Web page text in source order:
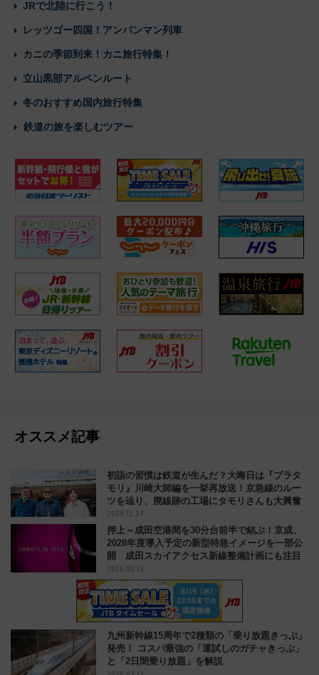
JRで北陸に行こう！
レッツゴー四国！アンパンマン列車
カニの季節到来！カニ旅行特集！
立山黒部アルペンルート
冬のおすすめ国内旅行特集
鉄道の旅を楽しむツアー
オススメ記事
初詣の習慣は鉄道が生んだ？大晦日は『ブラタ
モリ』川崎大師編を一挙再放送！京急線のルー
ツを辿り、廃線跡の工場にタモリさんも大興奮
2025.12.27
押上～成田空港間を30分台前半で結ぶ！京成、
2028年度導入予定の新型特急イメージを一部公
開 成田スカイアクセス新線整備計画にも注目
2026.02.13
九州新幹線15周年で2種類の「乗り放題きっぷ」
発売！ コスパ最強の「運試しのガチャきっぷ」
と「2日間乗り放題」を解説